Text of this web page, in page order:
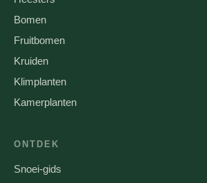
Bomen
Fruitbomen
Kruiden
Klimplanten
Kamerplanten
ONTDEK
Snoei-gids